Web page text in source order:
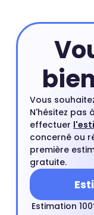
bien
Vous
N'hésitez pas
effectuer
concerné ou
première
gratuite.
Estimation